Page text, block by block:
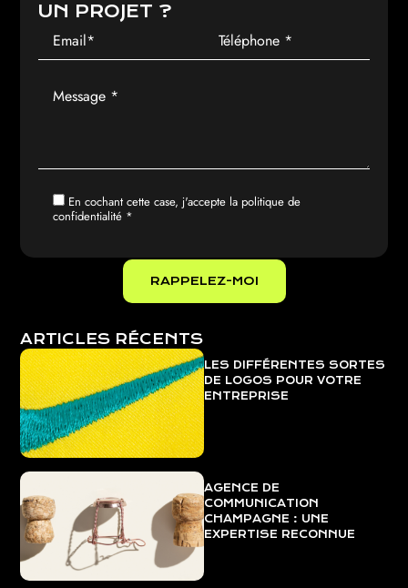
ARTICLES RÉCENTS
LES DIFFÉRENTES SORTES
DE LOGOS POUR VOTRE
ENTREPRISE
AGENCE DE
COMMUNICATION
CHAMPAGNE : UNE
EXPERTISE RECONNUE
UN PROJET ?
En cochant cette case, j'accepte la politique de
confidentialité *